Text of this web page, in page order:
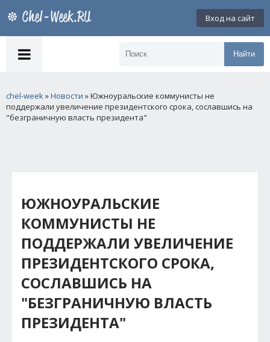
Вход на сайт
Найти
chel-week»Новости » Южноуральские коммунисты не
поддержали увеличение президентского срока, сославшись на
"безграничную власть президента"
ЮЖНОУРАЛЬСКИЕ
КОММУНИСТЫ НЕ
ПОДДЕРЖАЛИ УВЕЛИЧЕНИЕ
ПРЕЗИДЕНТСКОГО СРОКА,
СОСЛАВШИСЬ НА
"БЕЗГРАНИЧНУЮ ВЛАСТЬ
ПРЕЗИДЕНТА"